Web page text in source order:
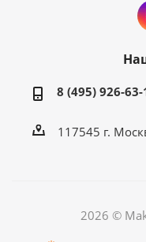
8 (495) 926-63-
117545 г.
2026 ©